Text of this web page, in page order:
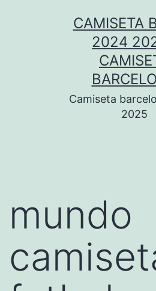
CAMISETA
2024
Camiseta
2025
mundo